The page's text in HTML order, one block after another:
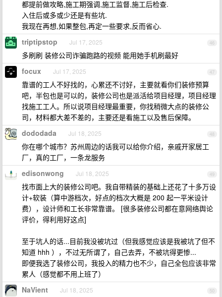
都提前做攻略,施工期强调,施工监督,施工后检查.
入住后或多或少还是有些坑.
我现在再想,如果整包,再定一些要求,反而省心.
46
triptipstop Jul 17, 2025
多刷刷 装修公司诈骗跑路的视频 能用她手机刷最好
47
focux Jul 17, 2025
靠谱的工人不好找的，心累还不讨好，主要就看你们装修预算
吧，半包也是可以的，装修公司也是派活给项目经理，项目经理
找施工工人。所以说项目经理最重要，你找稍微大点的装修公
司，材料都大差不差的，主要还是看施工以及售后保障。
48
dododada Jul 18, 2025
你在哪个城市？苏州周边的话我可以给你介绍，亲戚开家居工
厂，真的工厂，一条龙服务
49
edisonwong Jul 18, 2025
找市面上大的装修公司吧。我自带精装的基础上还花了十多万设
计+软装（算中游档次，好点的档次大概是 200 起一平米设计
费），设计师和工长非常靠谱。 [很多装修公司都在意网络舆论
评价，得利用好这点]
至于坑人的话...目前我没被坑过（但我感觉应该是我被坑了但不
知道 hhh ），不过无所谓了，自己去弄，不被坑得更惨...
即便我选了装修公司，我投入的精力也不少，自己全包应该非常
累人（感觉都不用上班了）
50
NaVient Jul 18, 2025